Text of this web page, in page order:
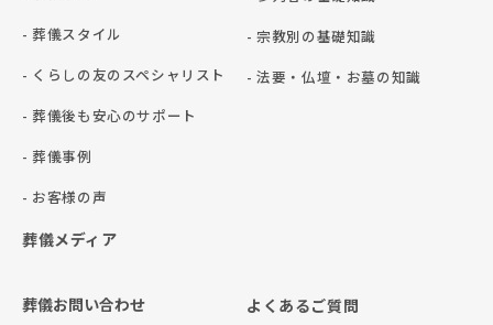
- 葬儀スタイル
- くらしの友のスペシャリスト
- 葬儀後も安心のサポート
- 葬儀事例
- お客様の声
葬儀メディア
- 宗教別の基礎知識
- 法要・仏壇・お墓の知識
葬儀お問い合わせ
よくあるご質問